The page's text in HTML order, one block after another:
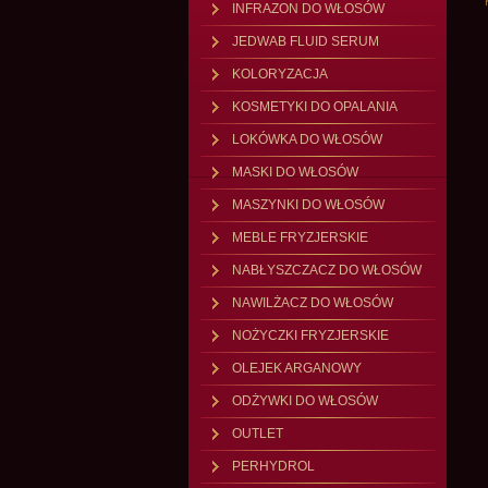
INFRAZON DO WŁOSÓW
JEDWAB FLUID SERUM
KOLORYZACJA
KOSMETYKI DO OPALANIA
LOKÓWKA DO WŁOSÓW
MASKI DO WŁOSÓW
MASZYNKI DO WŁOSÓW
MEBLE FRYZJERSKIE
NABŁYSZCZACZ DO WŁOSÓW
NAWILŻACZ DO WŁOSÓW
NOŻYCZKI FRYZJERSKIE
OLEJEK ARGANOWY
ODŻYWKI DO WŁOSÓW
OUTLET
PERHYDROL